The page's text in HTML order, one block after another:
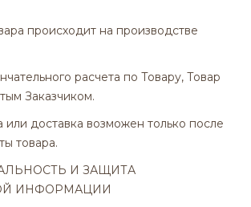
происходит на производстве
расчета по Товару, Товар
Заказчиком.
или доставка возможен только после
товара.
И ЗАЩИТА
ИНФОРМАЦИИ